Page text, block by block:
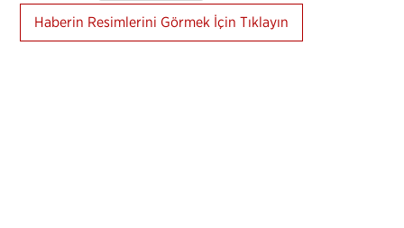
Haberin Resimlerini Görmek İçin Tıklayın